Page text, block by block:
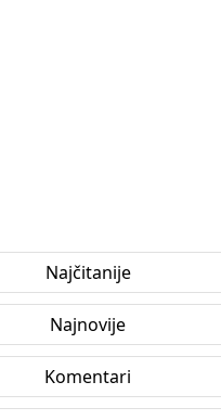
Najčitanije
Najnovije
Komentari